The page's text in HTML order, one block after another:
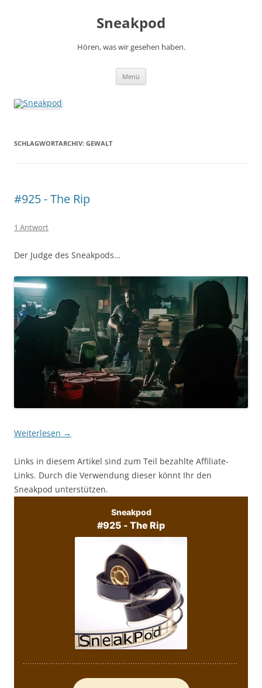
Sneakpod
Hören, was wir gesehen haben.
Menü
SCHLAGWORTARCHIV: GEWALT
#925 - The Rip
1 Antwort
Der Judge des Sneakpods…
Weiterlesen →
Links in diesem Artikel sind zum Teil bezahlte Affiliate-
Links. Durch die Verwendung dieser könnt Ihr den
Sneakpod unterstützen.